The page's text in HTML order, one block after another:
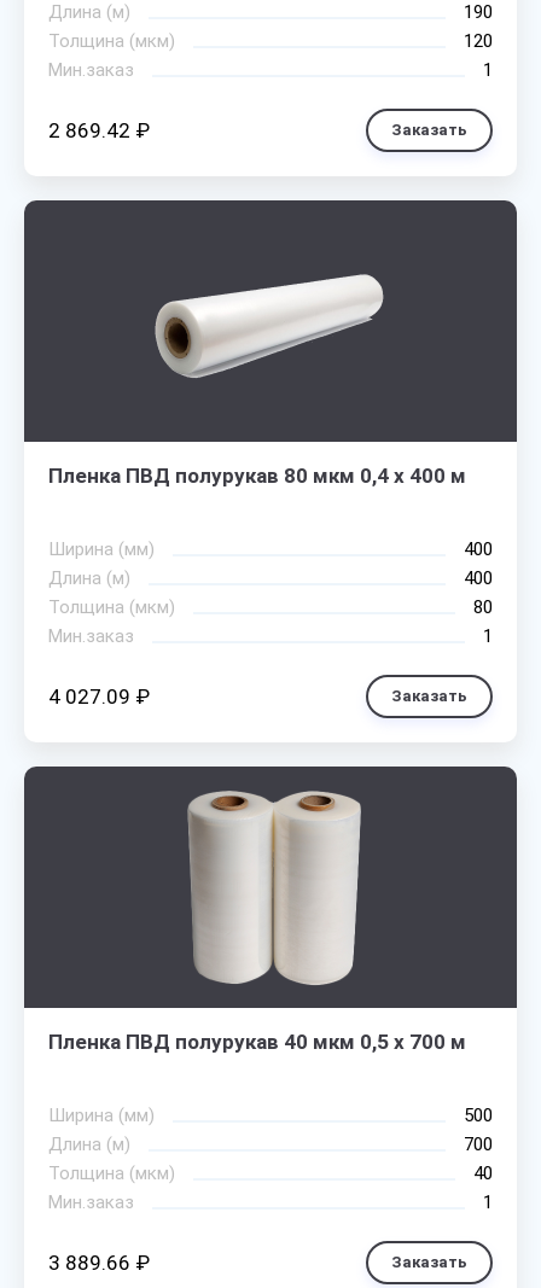
Длина (м)
190
Толщина (мкм)
120
Мин.заказ
1
2 869.42 ₽ Заказать
Пленка ПВД полурукав 80 мкм 0,4 х 400 м
Ширина (мм)
400
Длина (м)
400
Толщина (мкм)
80
Мин.заказ
1
4 027.09 ₽ Заказать
Пленка ПВД полурукав 40 мкм 0,5 х 700 м
Ширина (мм)
500
Длина (м)
700
Толщина (мкм)
40
Мин.заказ
1
3 889.66 ₽ Заказать